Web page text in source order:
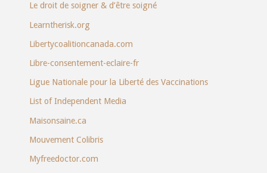
Le droit de soigner & d’être soigné
Learntherisk.org
Libertycoalitioncanada.com
Libre-consentement-eclaire-fr
Ligue Nationale pour la Liberté des Vaccinations
List of Independent Media
Maisonsaine.ca
Mouvement Colibris
Myfreedoctor.com